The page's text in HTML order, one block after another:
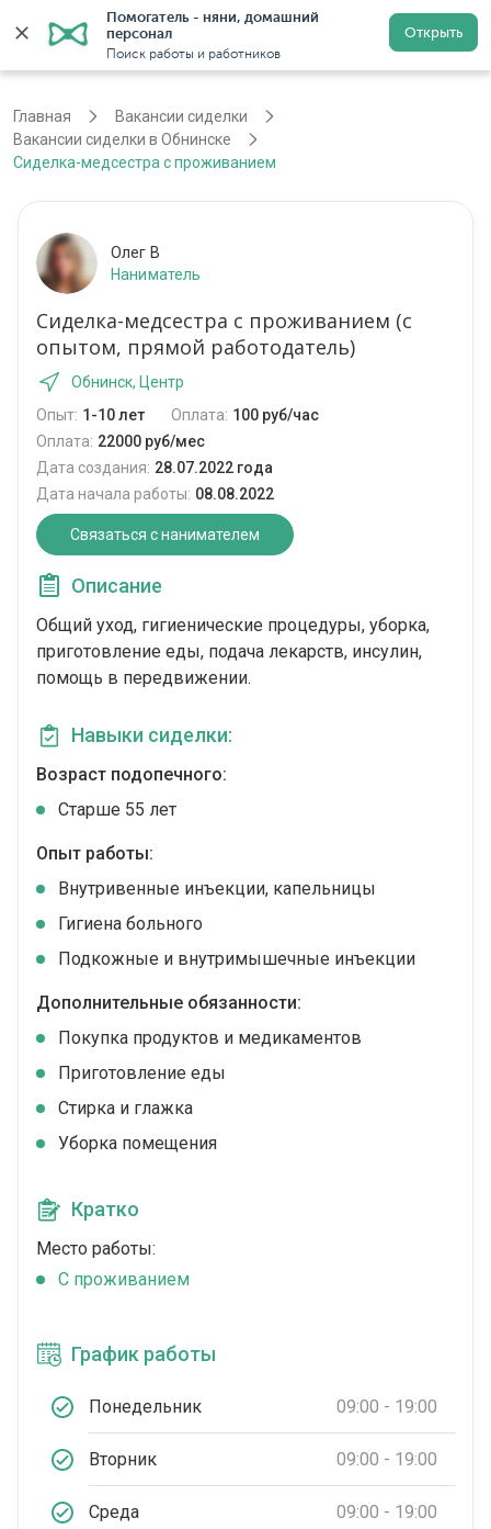
Помогатель - няни, домашний
персонал
Поиск работы и работников
Открыть
Регистрация
Главная
Вакансии сиделки
Вакансии сиделки в Обнинске
Сиделка-медсестра с проживанием
Олег В
Наниматель
Сиделка-медсестра с проживанием (с
опытом, прямой работодатель)
Обнинск, Центр
Опыт: 1-10 лет Оплата: 100 руб/час
Оплата: 22000 руб/мес
Дата создания: 28.07.2022 года
Дата начала работы: 08.08.2022
Связаться с нанимателем
Описание
Общий уход, гигиенические процедуры, уборка,
приготовление еды, подача лекарств, инсулин,
помощь в передвижении.
Навыки сиделки:
Возраст подопечного:
Cтарше 55 лет
Опыт работы:
Внутривенные инъекции, капельницы
Гигиена больного
Подкожные и внутримышечные инъекции
Дополнительные обязанности:
Покупка продуктов и медикаментов
Приготовление еды
Стирка и глажка
Уборка помещения
Кратко
Место работы:
C проживанием
График работы
Понедельник 09:00 - 19:00
Вторник 09:00 - 19:00
Среда 09:00 - 19:00